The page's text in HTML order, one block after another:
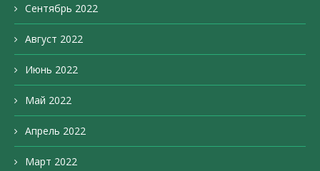
Сентябрь 2022
Август 2022
Июнь 2022
Май 2022
Апрель 2022
Март 2022